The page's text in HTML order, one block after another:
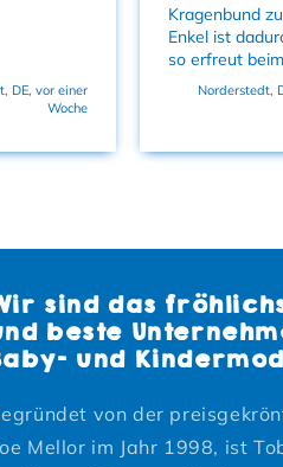
DE, vor einer
Woche
Kragenbund
Enkel ist
so erfreut beim
Ausziehen
Norderstedt,
sind das
beste
und
von der
Mellor im Jahr 1998, ist